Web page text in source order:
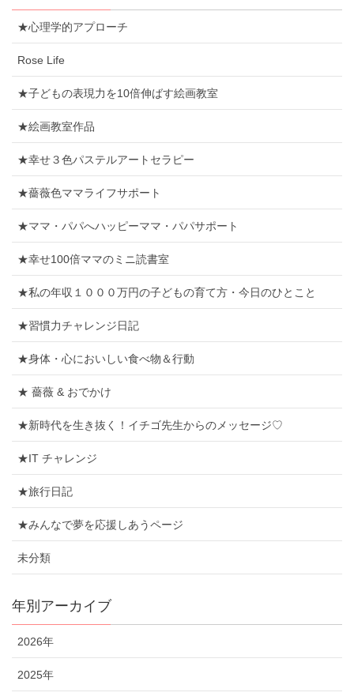
★心理学的アプローチ
Rose Life
★子どもの表現力を10倍伸ばす絵画教室
★絵画教室作品
★幸せ３色パステルアートセラピー
★薔薇色ママライフサポート
★ママ・パパへハッピーママ・パパサポート
★幸せ100倍ママのミニ読書室
★私の年収１０００万円の子どもの育て方・今日のひとこと
★習慣力チャレンジ日記
★身体・心においしい食べ物＆行動
★ 薔薇 & おでかけ
★新時代を生き抜く！イチゴ先生からのメッセージ♡
★IT チャレンジ
★旅行日記
★みんなで夢を応援しあうページ
未分類
年別アーカイブ
2026年
2025年